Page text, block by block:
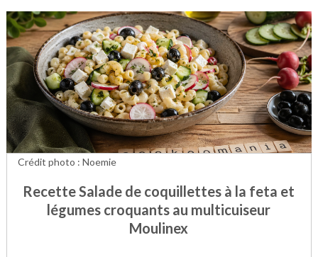
Recette Salade de coquillettes à la feta et
légumes croquants au multicuiseur
Moulinex
Crédit photo : Noemie